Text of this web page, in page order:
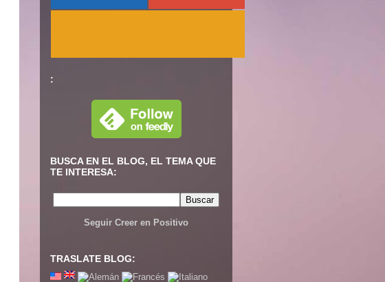
:
BUSCA EN EL BLOG, EL TEMA QUE
TE INTERESA:
Seguir Creer en Positivo
TRASLATE BLOG: